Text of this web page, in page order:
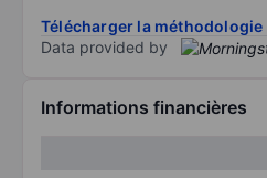
Télécharger la méthodologie
Data provided by
Informations financières